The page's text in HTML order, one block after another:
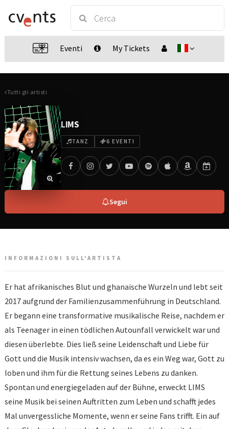
Eventi My Tickets
Tutti gli artisti
LIMS
TANZ 6 EVENTI
Segui
INFORMAZIONI SULL'ARTISTA
Er hat afrikanisches Blut und ghanaische Wurzeln und lebt seit
2017 aufgrund der Familienzusammenführung in Deutschland.
Er begann eine transformative musikalische Reise, nachdem er
als Teenager in einen tödlichen Autounfall verwickelt war und
diesen überlebte. Dies ließ seine Leidenschaft und Liebe für
Gott und die Musik intensiv wachsen, da es ein Weg war, Gott zu
loben und ihm für die Rettung seines Lebens zu danken.
Spontan und energiegeladen auf der Bühne, erweckt LIMS
seine Musik bei seinen Auftritten zum Leben und schafft jedes
Mal unvergessliche Momente, wenn er seine Fans trifft. Ein auf